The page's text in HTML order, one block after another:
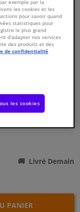
Livré Demain
PANIER
exemple par la
les cookies et les
pour savoir quand
statistiques pour
le plus grand
d'adapter nos services
des produits et des
de confidentialité
les cookies